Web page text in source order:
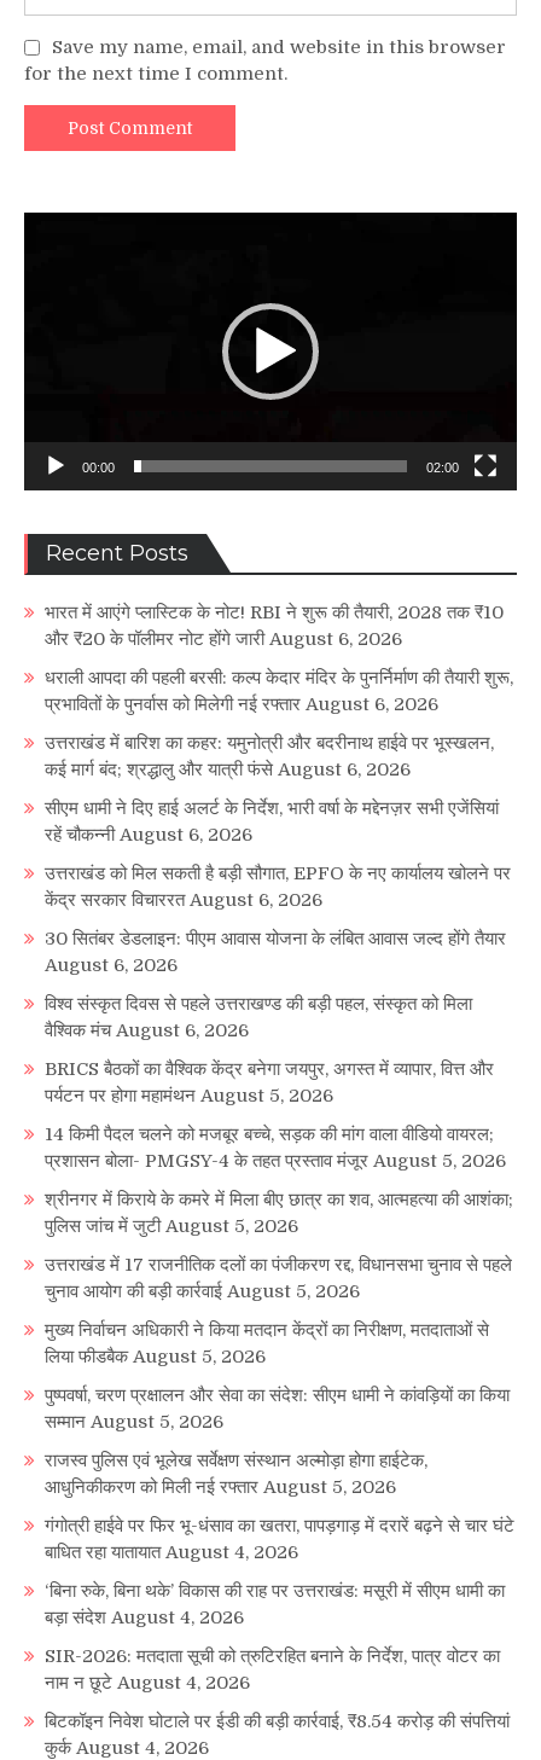
Save my name, email, and website in this browser
for the next time I comment.
00:00 02:00
Recent Posts
भारत में आएंगे प्लास्टिक के नोट! RBI ने शुरू की तैयारी, 2028 तक ₹10
और ₹20 के पॉलीमर नोट होंगे जारी August 6, 2026
धराली आपदा की पहली बरसी: कल्प केदार मंदिर के पुनर्निर्माण की तैयारी शुरू,
प्रभावितों के पुनर्वास को मिलेगी नई रफ्तार August 6, 2026
उत्तराखंड में बारिश का कहर: यमुनोत्री और बदरीनाथ हाईवे पर भूस्खलन,
कई मार्ग बंद; श्रद्धालु और यात्री फंसे August 6, 2026
सीएम धामी ने दिए हाई अलर्ट के निर्देश, भारी वर्षा के मद्देनज़र सभी एजेंसियां
रहें चौकन्नी August 6, 2026
उत्तराखंड को मिल सकती है बड़ी सौगात, EPFO के नए कार्यालय खोलने पर
केंद्र सरकार विचाररत August 6, 2026
30 सितंबर डेडलाइन: पीएम आवास योजना के लंबित आवास जल्द होंगे तैयार
August 6, 2026
विश्व संस्कृत दिवस से पहले उत्तराखण्ड की बड़ी पहल, संस्कृत को मिला
वैश्विक मंच August 6, 2026
BRICS बैठकों का वैश्विक केंद्र बनेगा जयपुर, अगस्त में व्यापार, वित्त और
पर्यटन पर होगा महामंथन August 5, 2026
14 किमी पैदल चलने को मजबूर बच्चे, सड़क की मांग वाला वीडियो वायरल;
प्रशासन बोला- PMGSY-4 के तहत प्रस्ताव मंजूर August 5, 2026
श्रीनगर में किराये के कमरे में मिला बीए छात्र का शव, आत्महत्या की आशंका;
पुलिस जांच में जुटी August 5, 2026
उत्तराखंड में 17 राजनीतिक दलों का पंजीकरण रद्द, विधानसभा चुनाव से पहले
चुनाव आयोग की बड़ी कार्रवाई August 5, 2026
मुख्य निर्वाचन अधिकारी ने किया मतदान केंद्रों का निरीक्षण, मतदाताओं से
लिया फीडबैक August 5, 2026
पुष्पवर्षा, चरण प्रक्षालन और सेवा का संदेश: सीएम धामी ने कांवड़ियों का किया
सम्मान August 5, 2026
राजस्व पुलिस एवं भूलेख सर्वेक्षण संस्थान अल्मोड़ा होगा हाईटेक,
आधुनिकीकरण को मिली नई रफ्तार August 5, 2026
गंगोत्री हाईवे पर फिर भू-धंसाव का खतरा, पापड़गाड़ में दरारें बढ़ने से चार घंटे
बाधित रहा यातायात August 4, 2026
‘बिना रुके, बिना थके’ विकास की राह पर उत्तराखंड: मसूरी में सीएम धामी का
बड़ा संदेश August 4, 2026
SIR-2026: मतदाता सूची को त्रुटिरहित बनाने के निर्देश, पात्र वोटर का
नाम न छूटे August 4, 2026
बिटकॉइन निवेश घोटाले पर ईडी की बड़ी कार्रवाई, ₹8.54 करोड़ की संपत्तियां
कुर्क August 4, 2026